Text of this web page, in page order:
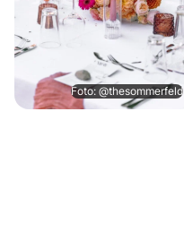
Foto: @thesommerfeld